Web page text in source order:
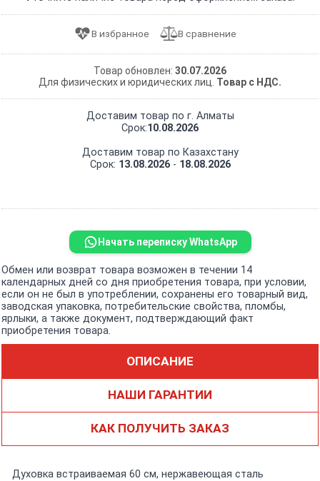
Товар обновлен: 30.07.2026
Для физических и юридических лиц. Товар с НДС.
Доставим товар по г. Алматы
Срок:10.08.2026
Доставим товар по Казахстану
Срок: 13.08.2026- 18.08.2026
Начать переписку WhatsApp
Обмен или возврат товара возможен в течении 14
календарных дней со дня приобретения товара, при условии,
если он не был в употреблении, сохранены его товарный вид,
заводская упаковка, потребительские свойства, пломбы,
ярлыки, а также документ, подтверждающий факт
приобретения товара.
ОПИСАНИЕ
НАШИ ГАРАНТИИ
КАК ПОЛУЧИТЬ ЗАКАЗ
Духовка встраиваемая 60 см, нержавеющая сталь